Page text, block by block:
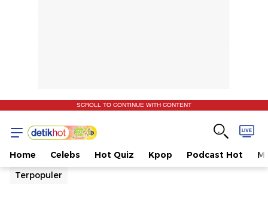
SCROLL TO CONTINUE WITH CONTENT
Home Celebs Hot Quiz Kpop Podcast Hot
Terpopuler